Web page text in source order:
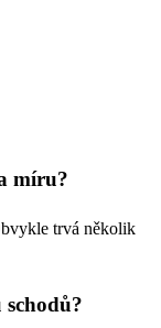
míru?
trvá několik